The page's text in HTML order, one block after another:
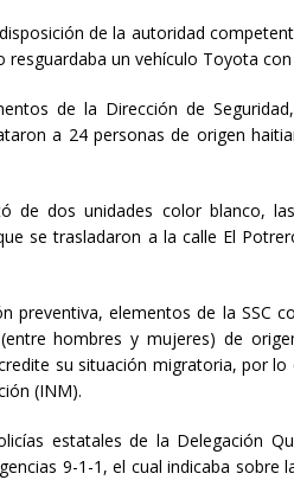
de la autoridad
resguardaba un vehículo Toyota
de la Dirección de
a 24 personas de origen
de dos unidades color blanco,
se trasladaron a la calle El
preventiva, elementos de la SSC
hombres y mujeres) de
su situación migratoria, por
(INM).
estatales de la Delegación
9-1-1, el cual indicaba sobre